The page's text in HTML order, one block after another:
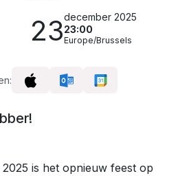
23december 2025
23:00
Europe/Brussels
is het opnieuw feest op